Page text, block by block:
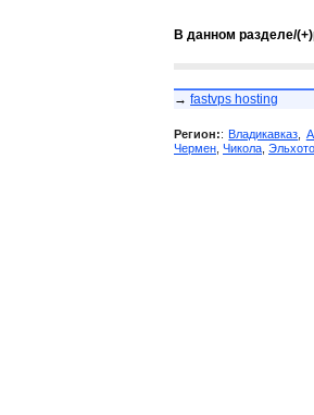
В данном разделе/
→ fastvps hosting
Регион::Владикавказ
Чермен Чикола